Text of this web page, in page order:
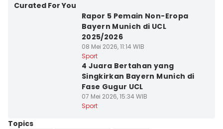
Curated For You
Rapor 5 Pemain Non-Eropa
Bayern Munich di UCL
2025/2026
08 Mei 2026, 11:14 WIB
Sport
4 Juara Bertahan yang
Singkirkan Bayern Munich di
Fase Gugur UCL
07 Mei 2026, 15:34 WIB
Sport
Topics